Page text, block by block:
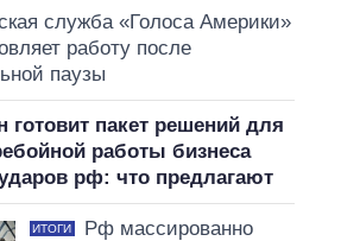
служба «Голоса Америки»
работу после
паузы
готовит пакет решений для
работы бизнеса
рф: что предлагают
ИТОГИ
Рф массированно